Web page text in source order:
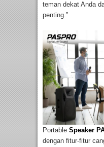
teman dekat Anda
penting.”
Portable Speaker
dengan fitur-fitur